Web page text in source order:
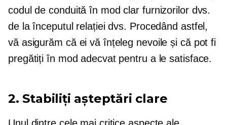
codul de conduită în mod clar furnizorilor dvs.
de la începutul relației dvs. Procedând astfel,
vă asigurăm că ei vă înțeleg nevoile și că pot fi
pregătiți în mod adecvat pentru a le satisface.
2. Stabiliți așteptări clare